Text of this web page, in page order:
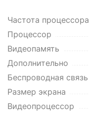
Частота процессора
Процессор
Видеопамять
Дополнительно
Беспроводная связь
Размер экрана
Видеопроцессор